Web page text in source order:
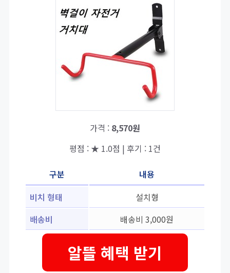
가격 : 8,570원
평점 : ★ 1.0점 | 후기 : 1건
구분
내용
비치 형태
설치형
배송비
배송비 3,000원
알뜰 혜택 받기